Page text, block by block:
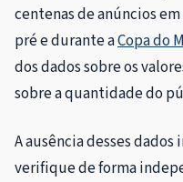
centenas de anúncios em
pré e durante aCopa do
dos dados sobre os
sobre a quantidade do
A ausência desses
verifique de forma